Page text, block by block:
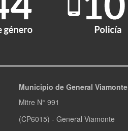
Municipio de General Viamonte
Mitre N° 991
(CP6015) - General Viamonte